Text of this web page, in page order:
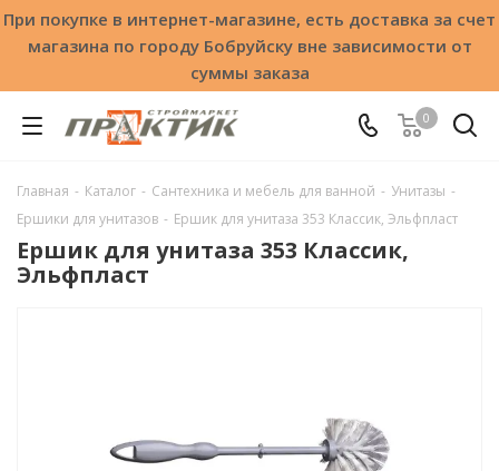
При покупке в интернет-магазине, есть доставка за счет
магазина по городу Бобруйску вне зависимости от
суммы заказа
0
Главная - Каталог - Сантехника и мебель для ванной - Унитазы -
Ершики для унитазов - Ершик для унитаза 353 Классик, Эльфпласт
Ершик для унитаза 353 Классик,
Эльфпласт